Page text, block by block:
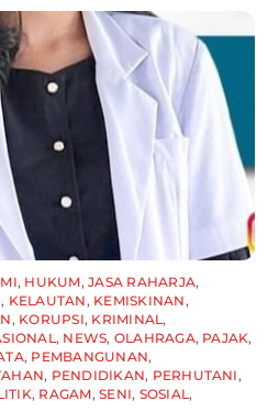
, HUKUM,JASA RAHARJA,
, KELAUTAN , KEMISKINAN ,
, KORUPSI, KRIMINAL ,
, NEWS, OLAHRAGA, PAJAK,
, PEMBANGUNAN,
, PENDIDIKAN, PERHUTANI ,
, RAGAM,SENI, SOSIAL ,